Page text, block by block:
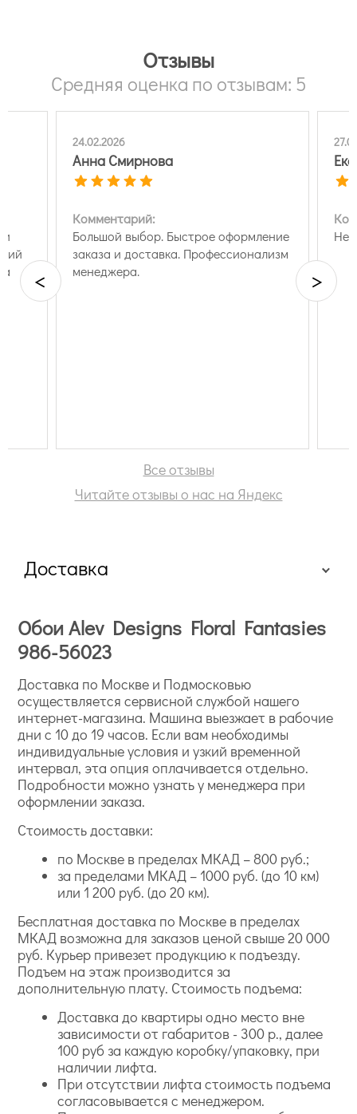
Отзывы
Средняя оценка по отзывам: 5
24.02.2026
Анна Смирнова
Комментарий:
Большой выбор. Быстрое оформление
заказа и доставка. Профессионализм
менеджера.
Нет
< >
Все отзывы
Читайте отзывы о нас на Яндекс
Доставка
Обои Alev Designs Floral Fantasies
986-56023
Доставка по Москве и Подмосковью
осуществляется сервисной службой нашего
интернет-магазина. Машина выезжает в рабочие
дни с 10 до 19 часов. Если вам необходимы
индивидуальные условия и узкий временной
интервал, эта опция оплачивается отдельно.
Подробности можно узнать у менеджера при
оформлении заказа.
Стоимость доставки:
по Москве в пределах МКАД – 800 руб.;
за пределами МКАД – 1000 руб. (до 10 км)
или 1 200 руб. (до 20 км).
Бесплатная доставка по Москве в пределах
МКАД возможна для заказов ценой свыше 20 000
руб. Курьер привезет продукцию к подъезду.
Подъем на этаж производится за
дополнительную плату. Стоимость подъема:
Доставка до квартиры одно место вне
зависимости от габаритов - 300 р., далее
100 руб за каждую коробку/упаковку, при
наличии лифта.
При отсутствии лифта стоимость подъема
согласовывается с менеджером.